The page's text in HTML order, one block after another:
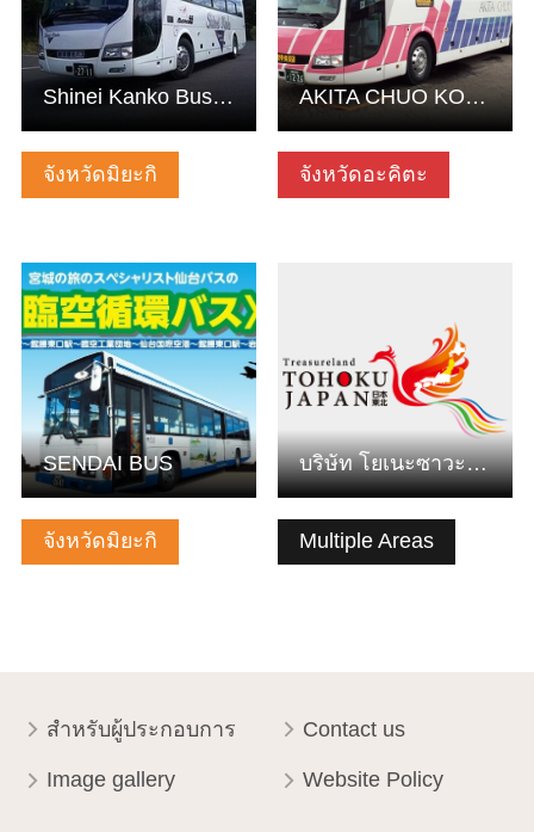
จังหวัดมิยะกิ
Shinei Kanko Bus Co. Ltd.
จังหวัดอะคิตะ
AKITA CHUO KOTSU
จังหวัดมิยะกิ
ดูข้อมูลพื้นฐาน
SENDAI BUS
Multiple Areas
บริษัท โยเนะซาวะบัสคังโค จำกัด
สำหรับผู้ประกอบการ Contact us
Image gallery Website Policy